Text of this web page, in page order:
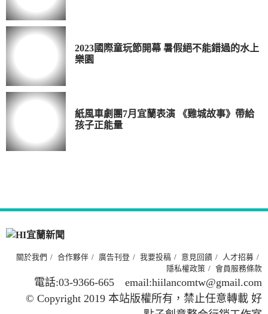
2023國際童玩節開幕 暑假絕不能錯過的水上
樂園
紙風車劇團7月宜蘭表演 《雞城故事》帶給
孩子正能量
關於我們 合作夥伴 廣告刊登 我要投稿 意見回饋
人才招募
隱私權政策
會員服務條款
電話:03-9366-665 email:hiilancomtw@gmail.com
© Copyright 2019 本站版權所有，禁止任意轉載 好